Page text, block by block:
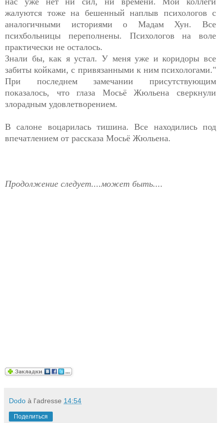
жалуются тоже на бешенный наплыв психологов с
аналогичными историями о Мадам Хун. Все
психбольницы переполнены. Психологов на воле
практически не осталось.
Знали бы, как я устал. У меня уже и коридоры все
забиты койками, с привязанными к ним психологами."
При последнем замечании присутствующим
показалось, что глаза Мосьё Жюльена сверкнули
злорадным удовлетворением.
В салоне воцарилась тишина. Все находились под
впечатлением от рассказа Мосьё Жюльена.
Продолжение следует....может быть....
Dodo à l'adresse 14:54
Поделиться